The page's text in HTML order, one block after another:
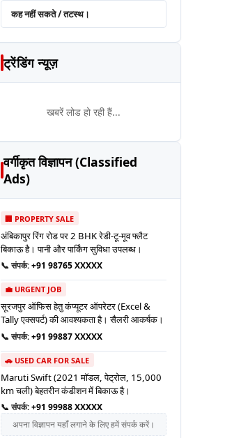
कह नहीं सकते / तटस्थ।
ट्रेंडिंग न्यूज़
खबरें लोड हो रही हैं...
वर्गीकृत विज्ञापन (Classified
Ads)
🏢 PROPERTY SALE
अंबिकापुर रिंग रोड पर 2 BHK रेडी-टू-मूव फ्लैट
बिकाऊ है। पानी और पार्किंग सुविधा उपलब्ध।
📞 संपर्क:+91 98765 XXXXX
💼 URGENT JOB
सूरजपुर ऑफिस हेतु कंप्यूटर ऑपरेटर (Excel &
Tally एक्सपर्ट) की आवश्यकता है। सैलरी आकर्षक।
📞 संपर्क:+91 99887 XXXXX
🚗 USED CAR FOR SALE
Maruti Swift (2021 मॉडल, पेट्रोल, 15,000
km चली) बेहतरीन कंडीशन में बिकाऊ है।
📞 संपर्क:+91 99988 XXXXX
अपना विज्ञापन यहाँ लगाने के लिए हमें संपर्क करें।